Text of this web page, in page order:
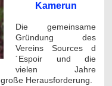
Kamerun
Die gemeinsame
Gründung des
Vereins Sources d
´Espoir und die
vielen Jahre
Herausforderung.